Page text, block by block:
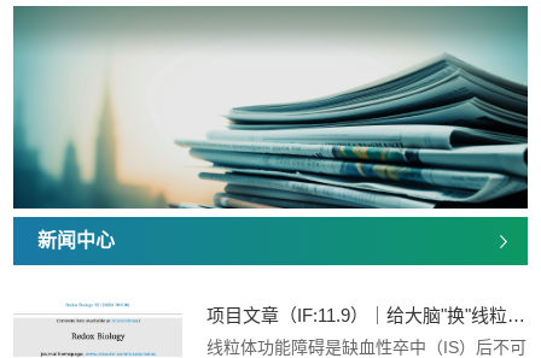
新闻中心
项目文章（IF:11.9）｜给大脑"换"线粒体：干细胞治疗中风有...
线粒体功能障碍是缺血性卒中（IS）后不可